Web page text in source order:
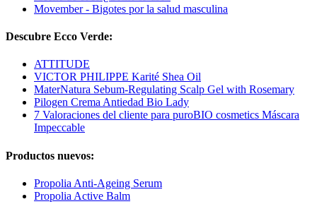
Movember - Bigotes por la salud masculina
Descubre Ecco Verde:
ATTITUDE
VICTOR PHILIPPE Karité Shea Oil
MaterNatura Sebum-Regulating Scalp Gel with Rosemary
Pilogen Crema Antiedad Bio Lady
7 Valoraciones del cliente para puroBIO cosmetics Máscara
Impeccable
Productos nuevos:
Propolia Anti-Ageing Serum
Propolia Active Balm